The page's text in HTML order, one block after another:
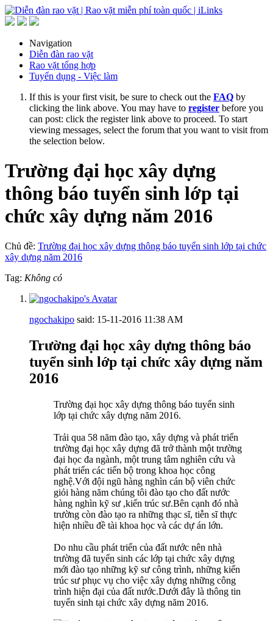
Navigation
Diễn đàn rao vặt
Rao vặt tổng hợp
Tuyển dụng - Việc làm
If this is your first visit, be sure to check out the FAQ by
clicking the link above. You may have to register before you
can post: click the register link above to proceed. To start
viewing messages, select the forum that you want to visit from
the selection below.
Trường đại học xây dựng
thông báo tuyển sinh lớp tại
chức xây dựng năm 2016
Chủ đề: Trường đại học xây dựng thông báo tuyển sinh lớp tại chức
xây dựng năm 2016
Tag: Không có
ngochakipo said: 15-11-2016 11:38 AM
Trường đại học xây dựng thông báo
tuyển sinh lớp tại chức xây dựng năm
2016
Trường đại học xây dựng thông báo tuyển sinh
lớp tại chức xây dựng năm 2016.
Trải qua 58 năm đào tạo, xây dựng và phát triển
trường đại học xây dựng đã trở thành một trường
đại học đa ngành, một trung tâm nghiên cứu và
phát triển các tiến bộ trong khoa học công
nghệ.Với đội ngũ hàng nghìn cán bộ viên chức
giỏi hàng năm chúng tôi đào tạo cho đất nước
hàng nghìn kỹ sư ,kiến trúc sư.Bên cạnh đó nhà
trường còn đào tạo ra những thạc sĩ, tiễn sĩ thực
hiện nhiều đề tài khoa học và các dự án lớn.
Do nhu cầu phát triển của đất nước nên nhà
trường đã tuyển sinh các lớp tại chức xây dựng
mới đào tạo những kỹ sư công trình, những kiến
trúc sư phục vụ cho việc xây dựng những công
trình hiện đại của đất nước.Dưới đây là thông tin
tuyển sinh tại chức xây dựng năm 2016.